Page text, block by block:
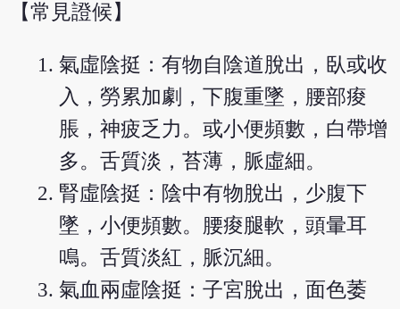
【常見證候】
氣虛陰挺：有物自陰道脫出，臥或收
入，勞累加劇，下腹重墜，腰部痠
脹，神疲乏力。或小便頻數，白帶增
多。舌質淡，苔薄，脈虛細。
腎虛陰挺：陰中有物脫出，少腹下
墜，小便頻數。腰痠腿軟，頭暈耳
鳴。舌質淡紅，脈沉細。
氣血兩虛陰挺：子宮脫出，面色萎